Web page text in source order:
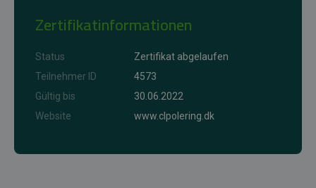
Zertifikatinformationen
Status
Zertifikat abgelaufen
Teilnehmer ID
4573
Gültig bis
30.06.2022
Website
www.clpolering.dk